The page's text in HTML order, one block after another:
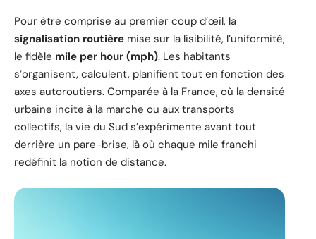
Pour être comprise au premier coup d’œil, la
signalisation routière mise sur la lisibilité, l’uniformité,
le fidèle mile per hour (mph). Les habitants
s’organisent, calculent, planifient tout en fonction des
axes autoroutiers. Comparée à la France, où la densité
urbaine incite à la marche ou aux transports
collectifs, la vie du Sud s’expérimente avant tout
derrière un pare-brise, là où chaque mile franchi
redéfinit la notion de distance.